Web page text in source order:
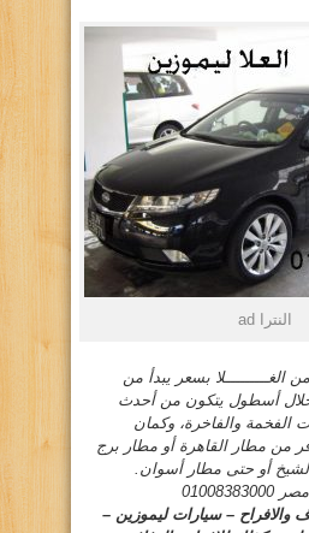
النترا ad
بسعر يبدأ من
أسطول يتكون من أحدث
الفخمة والفاخرة، وكمان
من مطار القاهرة أو مطار برج
أو حتى مطار أسوان.
والافراح – سيارات ليموزين –